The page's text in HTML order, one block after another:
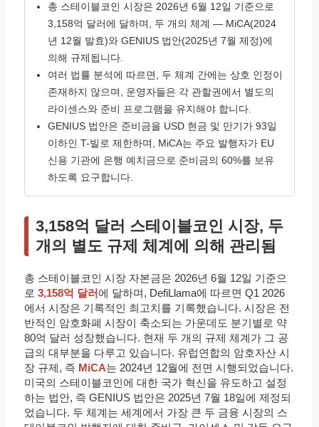
총 스테이블코인 시장은 2026년 6월 12일 기준으로
3,158억 달러에 달하며, 두 개의 체계 — MiCA(2024
년 12월 발효)와 GENIUS 법안(2025년 7월 제정)에
의해 규제됩니다.
여러 법률 분석에 따르면, 두 체계 간에는 상호 인정이
존재하지 않으며, 운영자들은 각 관할권에서 별도의
라이센스와 준비 프로그램을 유지해야 합니다.
GENIUS 법안은 준비금을 USD 현금 및 만기가 93일
이하인 T-빌로 제한하며, MiCA는 주요 발행자가 EU
신용 기관에 은행 예치금으로 준비금의 60%를 보유
하도록 요구합니다.
3,158억 달러 스테이블코인 시장, 두
개의 별도 규제 체계에 의해 관리됨
총 스테이블코인 시장 자본금은 2026년 6월 12일 기준으
로 3,158억 달러에 달하며, DefiLlama에 따르면 Q1 2026
에서 시장은 기록적인 최고치를 기록했습니다. 시장은 전
반적인 암호화폐 시장이 축소되는 가운데도 분기별로 약
80억 달러 성장했습니다. 현재 두 개의 규제 체계가 그 공
급의 대부분을 다루고 있습니다. 유럽연합의 암호자산 시
장 규제, 즉 MiCA는 2024년 12월에 전면 시행되었습니다.
미국의 스테이블코인에 대한 국가 혁신을 유도하고 설정
하는 법안, 즉 GENIUS 법안은 2025년 7월 18일에 제정되
었습니다. 두 체계는 세계에서 가장 큰 두 금융 시장의 스